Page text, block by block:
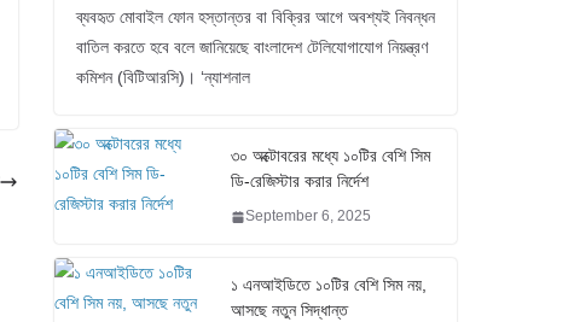
ব্যবহৃত মোবাইল ফোন হস্তান্তর বা বিক্রির আগে অবশ্যই নিবন্ধন
বাতিল করতে হবে বলে জানিয়েছে বাংলাদেশ টেলিযোগাযোগ নিয়ন্ত্রণ
কমিশন (বিটিআরসি)। ‘ন্যাশনাল
৩০ অক্টোবরের মধ্যে ১০টির বেশি সিম
ডি-রেজিস্টার করার নির্দেশ
September 6, 2025
১ এনআইডিতে ১০টির বেশি সিম নয়,
আসছে নতুন সিদ্ধান্ত